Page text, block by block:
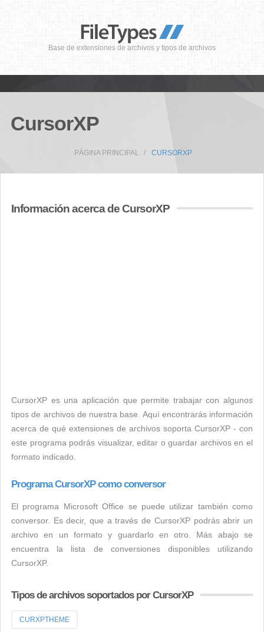
Base de extensiones de archivos y tipos de archivos
CursorXP
PÁGINA PRINCIPAL CURSORXP
Información acerca de CursorXP
CursorXP es una aplicación que permite trabajar con algunos
tipos de archivos de nuestra base. Aquí encontrarás información
acerca de qué extensiones de archivos soporta CursorXP - con
este programa podrás visualizar, editar o guardar archivos en el
formato indicado.
Programa CursorXP como conversor
El programa Microsoft Office se puede utilizar también como
conversor. Es decir, que a través de CursorXP podrás abrir un
archivo en un formato y guardarlo en otro. Más abajo se
encuentra la lista de conversiones disponibles utilizando
CursorXP.
Tipos de archivos soportados por CursorXP
CURXPTHEME